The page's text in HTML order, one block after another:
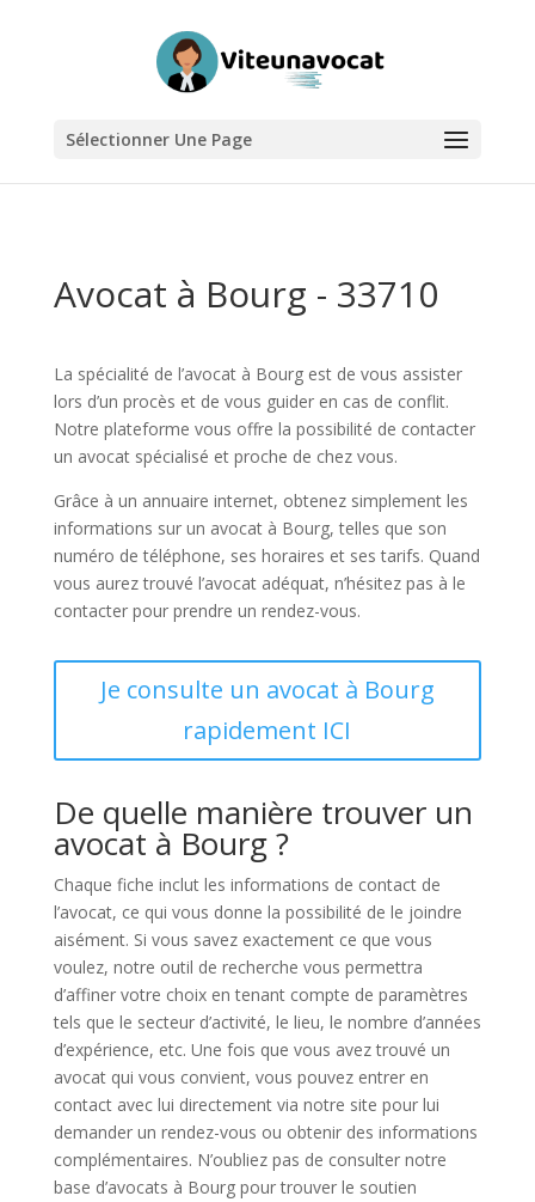
Sélectionner Une Page
Avocat à Bourg - 33710
La spécialité de l’avocat à Bourg est de vous assister
lors d’un procès et de vous guider en cas de conflit.
Notre plateforme vous offre la possibilité de contacter
un avocat spécialisé et proche de chez vous.
Grâce à un annuaire internet, obtenez simplement les
informations sur un avocat à Bourg, telles que son
numéro de téléphone, ses horaires et ses tarifs. Quand
vous aurez trouvé l’avocat adéquat, n’hésitez pas à le
contacter pour prendre un rendez-vous.
Je consulte un avocat à Bourg
rapidement ICI
De quelle manière trouver un
avocat à Bourg ?
Chaque fiche inclut les informations de contact de
l’avocat, ce qui vous donne la possibilité de le joindre
aisément. Si vous savez exactement ce que vous
voulez, notre outil de recherche vous permettra
d’affiner votre choix en tenant compte de paramètres
tels que le secteur d’activité, le lieu, le nombre d’années
d’expérience, etc. Une fois que vous avez trouvé un
avocat qui vous convient, vous pouvez entrer en
contact avec lui directement via notre site pour lui
demander un rendez-vous ou obtenir des informations
complémentaires. N’oubliez pas de consulter notre
base d’avocats à Bourg pour trouver le soutien